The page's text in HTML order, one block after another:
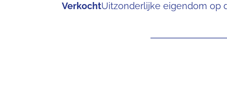
VerkochtUitzonderlijke eigendom op